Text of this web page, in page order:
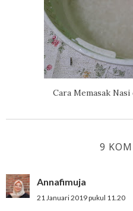
Cara Memasak
9
Annafimuja
21 Januari 2019 pukul 11.20